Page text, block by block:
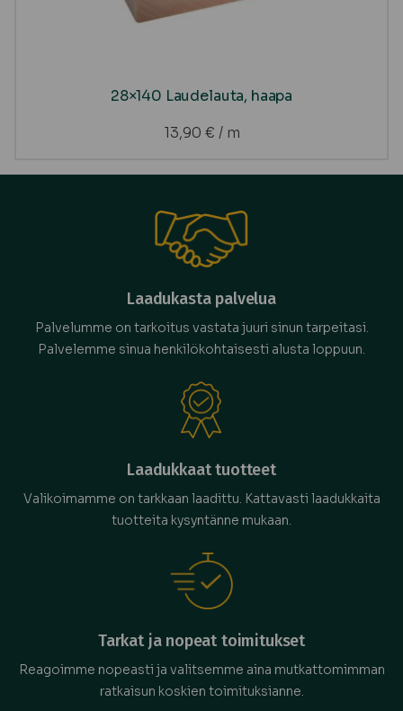
28×140 Laudelauta, haapa
13,90 € / m
Laadukasta palvelua
Palvelumme on tarkoitus vastata juuri sinun tarpeitasi.
Palvelemme sinua henkilökohtaisesti alusta loppuun.
Laadukkaat tuotteet
Valikoimamme on tarkkaan laadittu. Kattavasti laadukkaita
tuotteita kysyntänne mukaan.
Tarkat ja nopeat toimitukset
Reagoimme nopeasti ja valitsemme aina mutkattomimman
ratkaisun koskien toimituksianne.